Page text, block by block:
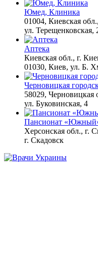
Этот танец
оставит вас
Ролик из
будете
Юмед, Клиника
01004, Киевская
ул. Терещенковская,
Аптека
Киевская обл., г.
01030, Киев, ул. Б.
Черновицкая
58029, Черновицкая
ул. Буковинская, 4
Пансионат
Херсонская обл., г.
г. Скадовск